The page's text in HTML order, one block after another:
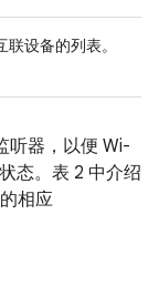
设备的列表。
听器，以便 Wi-
态。表 2 中介绍
相应